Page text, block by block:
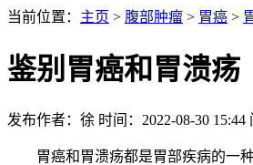
当前位置： 主页 > 腹部肿瘤 > 胃癌 >
鉴别胃癌和胃溃疡
发布作者：徐 时间：2022-08-30 15:44
胃癌和胃溃疡都是胃部疾病的一种